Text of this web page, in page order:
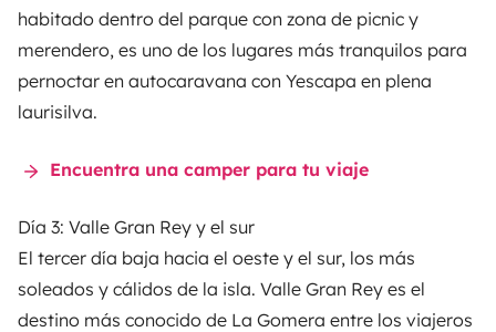
habitado dentro del parque con zona de picnic y
merendero, es uno de los lugares más tranquilos para
pernoctar en autocaravana con Yescapa en plena
laurisilva.
Encuentra una camper para tu viaje
Día 3: Valle Gran Rey y el sur
El tercer día baja hacia el oeste y el sur, los más
soleados y cálidos de la isla. Valle Gran Rey es el
destino más conocido de La Gomera entre los viajeros